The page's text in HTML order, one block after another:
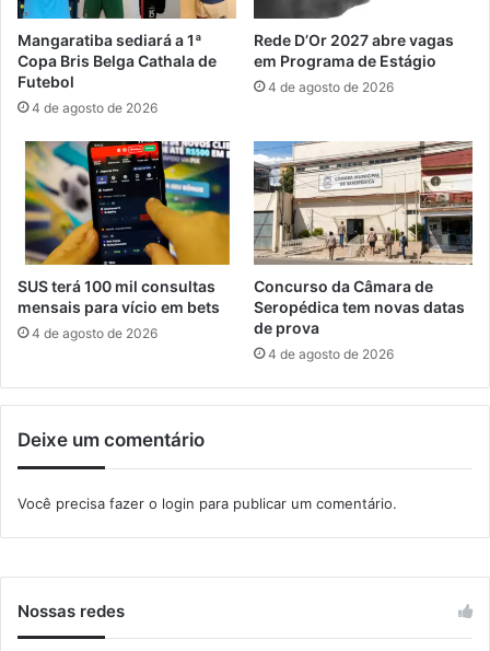
e
f
i
e
e
t
o
d
a
g
a
a
b
0
6
a
b
e
n
i
ç
õ
M
a
g
a
a
t
Mangaratiba sediará a 1ª
Copa Bris Belga Cathala de
Futebol
4 de agosto de 2026
Rede D’Or 2027 abre vagas
em Programa de Estágio
4 de agosto de 2026
SUS terá 100 mil consultas
mensais para vício em bets
4 de agosto de 2026
Concurso da Câmara de
Seropédica tem novas datas
de prova
4 de agosto de 2026
Deixe um comentário
Você precisa fazer o login para publicar um comentário.
Nossas redes